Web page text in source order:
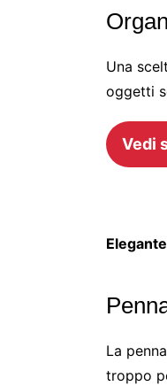
Una
oggetti
Vedi
Elegante
La
troppo